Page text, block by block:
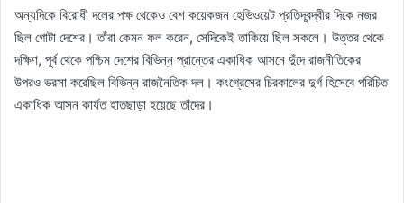
অন্যদিকে বিরোধী দলের পক্ষ থেকেও বেশ কয়েকজন হেভিওয়েট প্রতিদ্বন্দ্বীর দিকে নজর
ছিল গোটা দেশের। তাঁরা কেমন ফল করেন, সেদিকেই তাকিয়ে ছিল সকলে। উত্তর থেকে
দক্ষিণ, পূর্ব থেকে পশ্চিম দেশের বিভিন্ন প্রান্তের একাধিক আসনে দুঁদে রাজনীতিকের
উপরও ভরসা করেছিল বিভিন্ন রাজনৈতিক দল। কংগ্রেসের চিরকালের দুর্গ হিসেবে পরিচিত
একাধিক আসন কার্যত হাতছাড়া হয়েছে তাঁদের।